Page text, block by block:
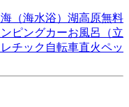
海（海水浴） 湖高原無料
ピングカーお風呂（立
チック 自転車直火ペッ